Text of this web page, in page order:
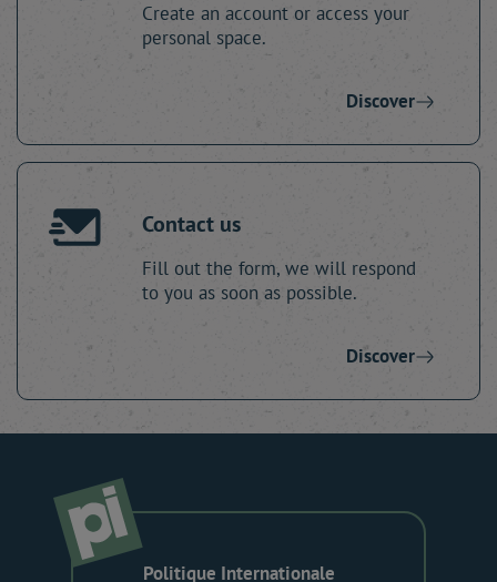
Create an account or access your
personal space.
Discover
Contact us
Fill out the form, we will respond
to you as soon as possible.
Discover
Politique Internationale